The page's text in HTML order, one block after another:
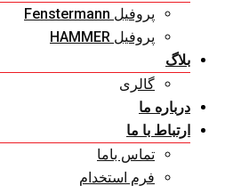
پروفیل Fenstermann
پروفیل HAMMER
بلاگ
گالری
درباره ما
ارتباط با ما
تماس باما
فرم استخدام